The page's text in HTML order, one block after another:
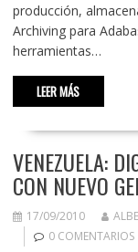
producción,
Archiving para
herramientas…
LEER MÁS
VENEZUELA:
CON NUEVO
17/09/2010
0 COMENTARIOS